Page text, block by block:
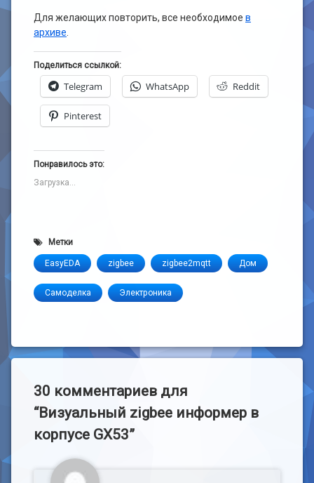
Для желающих повторить, все необходимое в
архиве
Поделиться ссылкой:
Telegram WhatsApp Reddit
Pinterest
Понравилось это:
Загрузка...
Метки
EasyEDA zigbee zigbee2mqtt Дом
Самоделка Электроника
30 комментариев для
“Визуальный zigbee информер в
корпусе GX53”